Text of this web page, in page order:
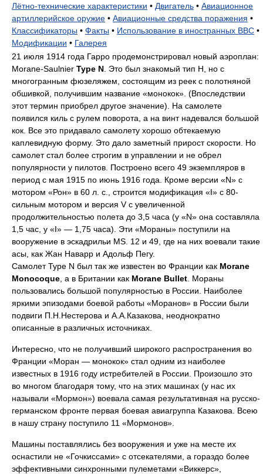
Лётно-технические характеристики • Двигатель • Авиационное
артиллерийское оружие • Авиационные средства поражения •
Классификаторы • Факты • Использование в иностранных ВВС •
Модификации • Галерея
21 июля 1914 года Гарро продемонстрировал новый аэроплан:
Morane-Saulnier Type N . Это был знакомый тип Н, но с
многогранным фюзеляжем, состоящим из реек с полотняной
обшивкой, получившим название «монокок». (Впоследствии
этот термин приобрел другое значение). На самолете
появился киль с рулем поворота, а на винт надевался большой
кок. Все это придавало самолету хорошо обтекаемую
каплевидную форму. Это дало заметный прирост скорости. Но
самолет стал более строгим в управлении и не обрел
популярности у пилотов. Построено всего 49 экземпляров в
период с мая 1915 по июнь 1916 года. Кроме версии «N» с
мотором «Рон» в 60 л. с., строится модификация «I» с 80-
сильным мотором и версия V с увеличенной
продолжительностью полета до 3,5 часа (у «N» она составляла
1,5 час, у «I» — 1,75 часа). Эти «Мораны» поступили на
вооружение в эскадрильи MS. 12 и 49, где на них воевали такие
асы, как Жан Наварр и Адольф Пегу.
Самолет Type N был так же известен во Франции как Morane
Monocoque , а в Британии как Morane Bullet . Мораны
пользовались большой популярностью в России. Наиболее
яркими эпизодами боевой работы «Моранов» в России были
подвиги П.Н.Нестерова и А.А.Казакова, неоднократно
описанные в различных источниках.
Интересно, что не получивший широкого распространения во
Франции «Моран — монокок» стал одним из наиболее
известных в 1916 году истребителей в России. Произошло это
во многом благодаря тому, что на этих машинах (у нас их
называли «Мормон») воевала самая результативная на русско-
германском фронте первая боевая авиагруппа Казакова. Всею
в нашу страну поступило 11 «Мормонов».
Машины поставлялись без вооружения и уже на месте их
оснастили не «Гочкиссами» с отсекателями, а гораздо более
эффективными синхронными пулеметами «Виккерс»,